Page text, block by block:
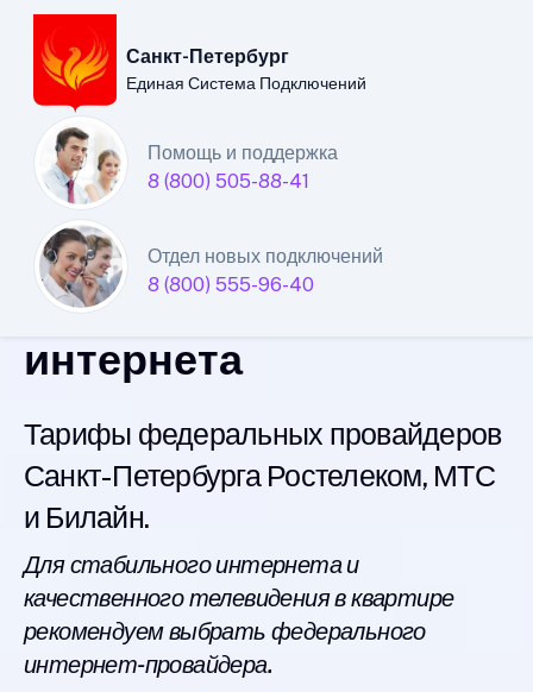
Санкт-Петербург
Единая Система Подключений
Помощь и поддержка
8 (800) 505-88-41
Отдел новых подключений
8 (800) 555-96-40
Санкт-Петербургский
филиал
Единой Системы
Подключений
интернета
Тарифы федеральных провайдеров
Санкт-Петербурга Ростелеком, МТС
и Билайн.
Для стабильного интернета и
качественного телевидения в квартире
рекомендуем выбрать федерального
интернет-провайдера.